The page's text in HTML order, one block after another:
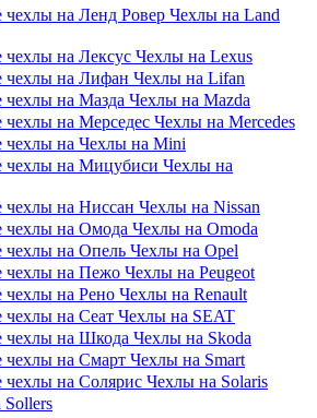
Чехлы на Land
Чехлы на Lexus
Чехлы на Lifan
Чехлы на Mazda
Чехлы на Mercedes
Чехлы на Mini
Чехлы на
Чехлы на Nissan
Чехлы на Omoda
Чехлы на Opel
Чехлы на Peugeot
Чехлы на Renault
Чехлы на SEAT
Чехлы на Skoda
Чехлы на Smart
Чехлы на Solaris
Sollers